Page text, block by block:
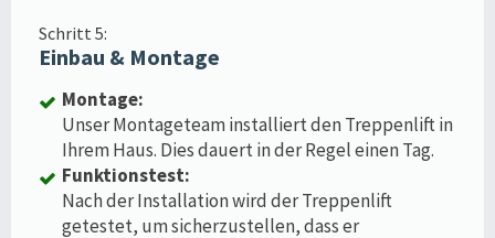
Schritt 5:
Einbau & Montage
Montage:
Unser Montageteam installiert den Treppenlift in
Ihrem Haus. Dies dauert in der Regel einen Tag.
Funktionstest:
Nach der Installation wird der Treppenlift
getestet, um sicherzustellen, dass er